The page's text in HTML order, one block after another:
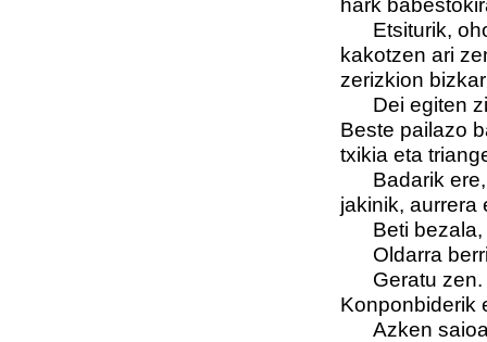
Etsiturik,
kakotzen ari
zerizkion
Dei egiten
Beste pailazo
txikia eta
Badarik
jakinik, aurrera
Beti
Oldarra
Geratu
Konponbiderik
Azken